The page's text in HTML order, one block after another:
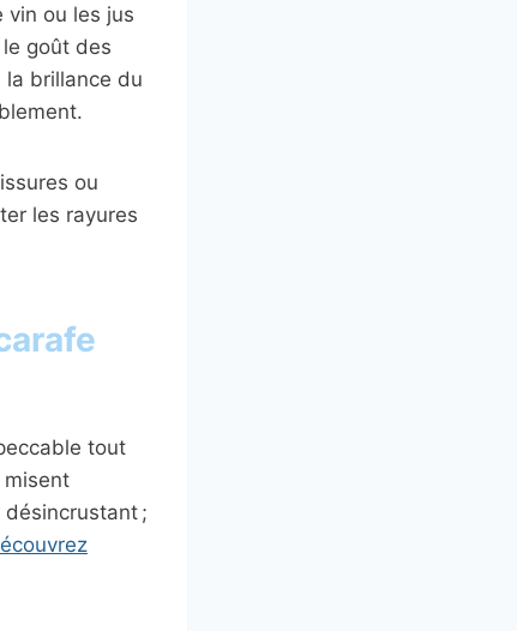
vin ou les jus
goût des
la brillance du
ou
les rayures
tout
misent
;